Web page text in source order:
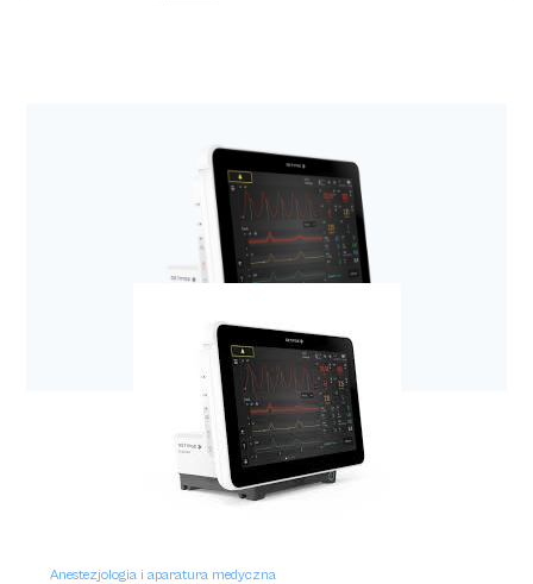
Anestezjologia i aparatura medyczna
Respiratory z rodziny SERVO
Anestezjologia i aparatura medyczna